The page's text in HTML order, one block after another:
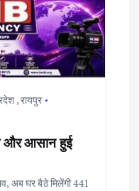
,रायपुर
और आसान हुई
अब घर बैठे मिलेंगी 441